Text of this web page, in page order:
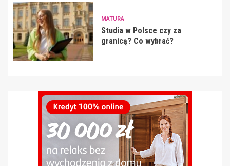
MATURA
Studia w Polsce czy za
granicą? Co wybrać?